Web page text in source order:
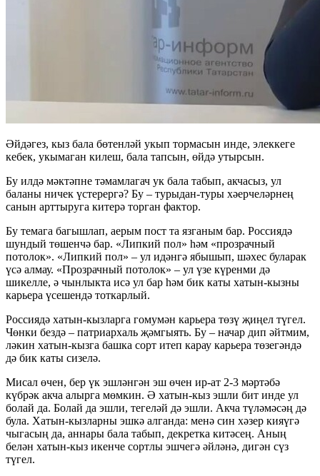
Әйдәгез, кыз бала бөтенләй укып тормасын инде, элеккеге
кебек, укымаган килеш, бала тапсын, өйдә утырсын.
Бу илдә мәктәпне тәмамлагач ук бала табып, акчасыз, ул
баланы ничек үстерергә? Бу – турыдан-туры хәерчеләрнең
санын арттыруга китерә торган фактор.
Бу темага багышлап, аерым пост та язганым бар. Россиядә
шундый төшенчә бар. «Липкий пол» һәм «прозрачный
потолок». «Липкий пол» – ул идәнгә ябышып, шәхес буларак
үсә алмау. «Прозрачный потолок» – ул үзе күренми дә
шикелле, ә чынлыкта исә ул бар һәм бик каты хатын-кызны
карьера үсешендә тоткарлый.
Россиядә хатын-кызларга гомумән карьера төзү җиңел түгел.
Чөнки бездә – патриархаль җәмгыять. Бу – начар дип әйтмим,
ләкин хатын-кызга башка сорт итеп карау карьера төзегәндә
дә бик каты сизелә.
Мисал өчен, бер үк эшләнгән эш өчен ир-ат 2-3 мәртәбә
күбрәк акча алырга мөмкин. Ә хатын-кыз эшли бит инде ул
болай да. Болай да эшли, тегеләй дә эшли. Акча түләмәсәң дә
була. Хатын-кызларны эшкә алганда: менә син хәзер кияүгә
чыгасың да, аннары бала табып, декретка китәсең. Аның
белән хатын-кыз икенче сортлы эшчегә әйләнә, дигән сүз
түгел.